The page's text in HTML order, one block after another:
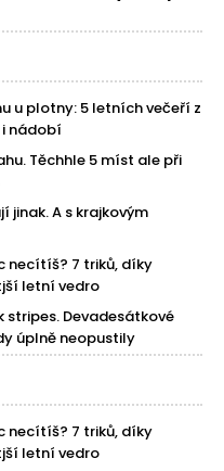
u plotny: 5 letních večeří z
nádobí
Těchhle 5 míst ale při
jinak. A s krajkovým
necítíš? 7 triků, díky
letní vedro
stripes. Devadesátkové
úplně neopustily
necítíš? 7 triků, díky
letní vedro